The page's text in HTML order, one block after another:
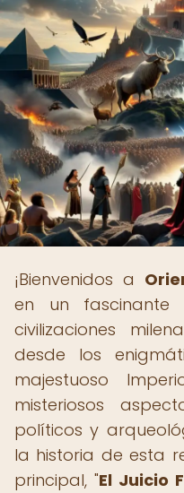
¡Bienvenidos a
en un
civilizaciones
desde los
majestuoso
misteriosos
políticos y
la historia de esta
principal, "El Juicio